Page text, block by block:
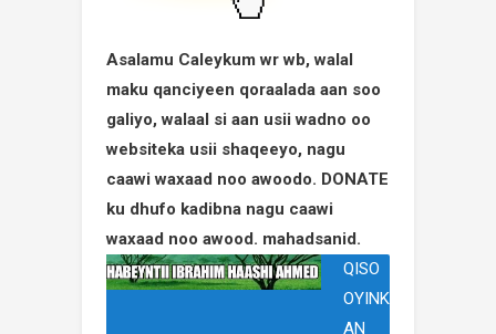
Asalamu Caleykum wr wb, walal
maku qanciyeen qoraalada aan soo
galiyo, walaal si aan usii wadno oo
websiteka usii shaqeeyo, nagu
caawi waxaad noo awoodo. DONATE
ku dhufo kadibna nagu caawi
waxaad noo awood. mahadsanid.
QISO
OYINK
AN